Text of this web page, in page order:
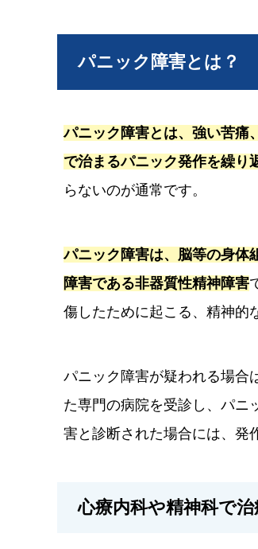
パニック障害とは？
パニック障害とは、強い苦痛
で治まるパニック発作を繰り
らないのが通常です。
パニック障害は、脳等の身体
障害である非器質性精神障害
傷したために起こる、精神的
パニック障害が疑われる場合
た専門の病院を受診し、パニ
害と診断された場合には、発
心療内科や精神科で